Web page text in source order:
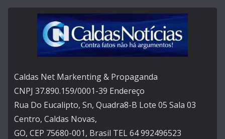
Caldas Net Markenting & Propaganda
CNPJ 37.890.159/0001-39 Endereço
Rua Do Eucalipto, Sn, Quadra8-B Lote 05 Sala 03
Centro, Caldas Novas,
GO, CEP 75680-001, Brasil TEL 64 992496523